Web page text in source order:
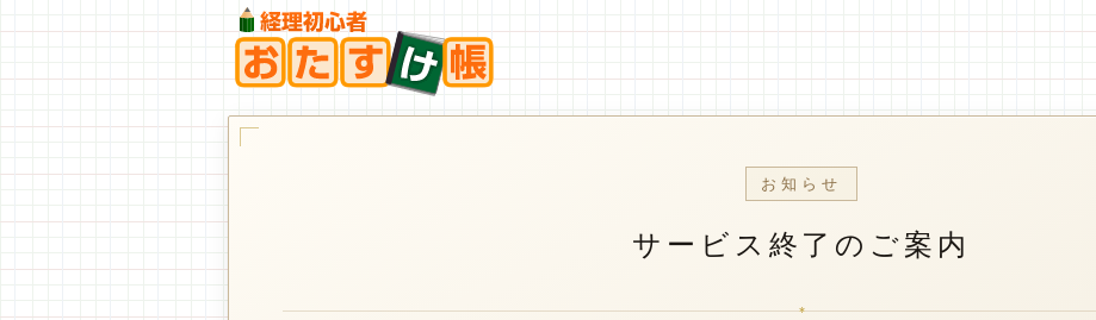
お知らせ
サービス終了のご案内
*